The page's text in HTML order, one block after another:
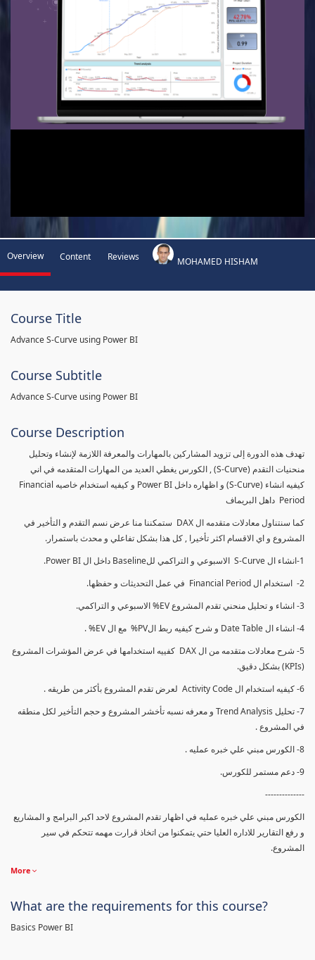
Overview Content Reviews MOHAMED HISHAM
Course Title
Advance S-Curve using Power BI
Course Subtitle
Advance S-Curve using Power BI
Course Description
تهدف هذه الدورة إلى تزويد المشاركين بالمهارات والمعرفة اللازمة لإنشاء وتحليل
منحنيات التقدم (S-Curve) , الكورس يغطي العديد من المهارات المتقدمه في اني
كيفيه انشاء (S-Curve) و اظهاره داخل Power BI و كيفيه استخدام خاصيه Financial
Period داهل البريماف
كما سنتناول معادلات متقدمه ال DAX ستمكننا منا عرض نسم التقدم و التأخير في
المشروع و اي الاقسام اكثر تأخيرا , كل هذا بشكل تفاعلي و محدث باستمرار.
1-انشاء ال S-Curve الاسبوعي و التراكمي للBaseline داخل ال Power BI.
2- استخدام ال Financial Period في عمل التحديثات و حفظها.
3- انشاء و تحليل منحني تقدم المشروع EV% الاسبوعي و التراكمي.
4- انشاء ال Date Table و شرح كيفيه ربط الPV% مع ال EV% .
5- شرح معادلات متقدمه من ال DAX كفييه استخدامها في عرض المؤشرات المشروع
(KPIs) بشكل دقيق.
6- كيفيه استخدام ال Activity Code لعرض تقدم المشروع بأكثر من طريقه .
7- تحليل Trend Analysis و معرفه نسبه تأخشر المشروع و حجم التأخير لكل منطقه
في المشروع .
8- الكورس مبني علي خبره عمليه .
9- دعم مستمر للكورس.
--------------
الكورس مبني علي خبره عمليه في اظهار تقدم المشروع لاحد اكبر البرامج و المشاريع
و رفع التقارير للاداره العليا حتي يتمكنوا من اتخاذ قرارت مهمه تتحكم في سير
المشروع.
More
What are the requirements for this course?
Basics Power BI